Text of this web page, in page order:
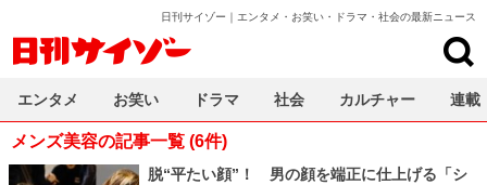
日刊サイゾー｜エンタメ・お笑い・ドラマ・社会の最新ニュース
メンズ美容の記事一覧 (6件)
脱“平たい顔”！ 男の顔を端正に仕上げる「シ
エンタメ お笑い ドラマ 社会 カルチャー 連載